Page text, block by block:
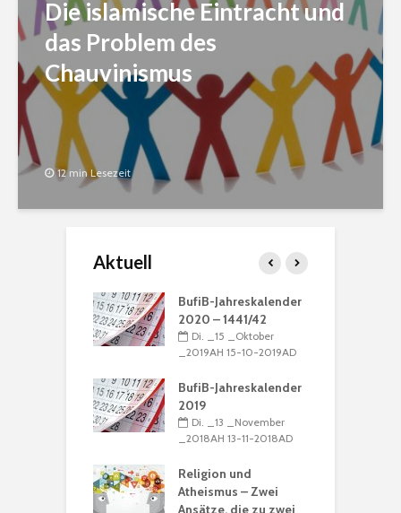
Die islamische Eintracht und
das Problem des
Chauvinismus
12 min Lesezeit
Aktuell
BufiB-Jahreskalender
2020 – 1441/42
Di. _15 _Oktober
_2019AH 15-10-2019AD
BufiB-Jahreskalender
2019
Di. _13 _November
_2018AH 13-11-2018AD
Religion und
Atheismus – Zwei
Ansätze, die zu zwei